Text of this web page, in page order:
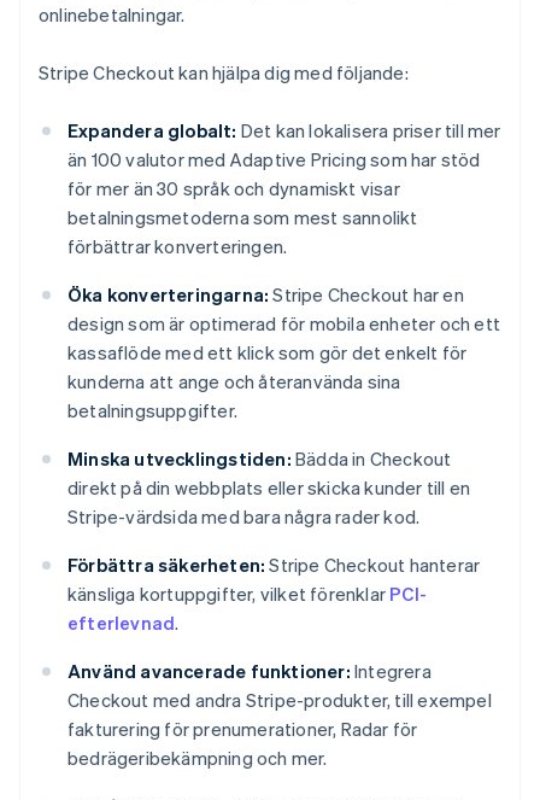
onlinebetalningar.
Stripe Checkout kan hjälpa dig med följande:
Expandera globalt: Det kan lokalisera priser till mer
än 100 valutor med Adaptive Pricing som har stöd
för mer än 30 språk och dynamiskt visar
betalningsmetoderna som mest sannolikt
förbättrar konverteringen.
Öka konverteringarna: Stripe Checkout har en
design som är optimerad för mobila enheter och ett
kassaflöde med ett klick som gör det enkelt för
kunderna att ange och återanvända sina
betalningsuppgifter.
Minska utvecklingstiden: Bädda in Checkout
direkt på din webbplats eller skicka kunder till en
Stripe-värdsida med bara några rader kod.
Förbättra säkerheten: Stripe Checkout hanterar
känsliga kortuppgifter, vilket förenklar PCI-
efterlevnad.
Använd avancerade funktioner: Integrera
Checkout med andra Stripe-produkter, till exempel
fakturering för prenumerationer, Radar för
bedrägeribekämpning och mer.